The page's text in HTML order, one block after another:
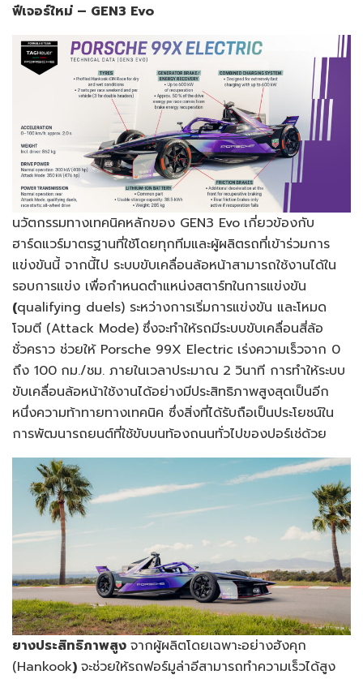
ฟีเจอร์ใหม่ – GEN3 Evo
นวัตกรรมทางเทคนิคหลักของ GEN3 Evo เกี่ยวข้องกับ
ฮาร์ดแวร์มาตรฐานที่ใช้โดยทุกทีมและผู้ผลิตรถที่เข้าร่วมการ
แข่งขันนี้ จากนี้ไป ระบบขับเคลื่อนล้อหน้าสามารถใช้งานได้ใน
รอบการแข่ง เพื่อกำหนดตำแหน่งสตาร์ทในการแข่งขัน
(qualifying duels) ระหว่างการเริ่มการแข่งขัน และโหมด
โจมตี (Attack Mode) ซึ่งจะทำให้รถมีระบบขับเคลื่อนสี่ล้อ
ชั่วคราว ช่วยให้ Porsche 99X Electric เร่งความเร็วจาก 0
ถึง 100 กม./ชม. ภายในเวลาประมาณ 2 วินาที การทำให้ระบบ
ขับเคลื่อนล้อหน้าใช้งานได้อย่างมีประสิทธิภาพสูงสุดเป็นอีก
หนึ่งความท้าทายทางเทคนิค ซึ่งสิ่งที่ได้รับถือเป็นประโยชน์ใน
การพัฒนารถยนต์ที่ใช้ขับบนท้องถนนทั่วไปของปอร์เช่ด้วย
ยางประสิทธิภาพสูง จากผู้ผลิตโดยเฉพาะอย่างฮังคุก
(Hankook) จะช่วยให้รถฟอร์มูล่าอีสามารถทำความเร็วได้สูง